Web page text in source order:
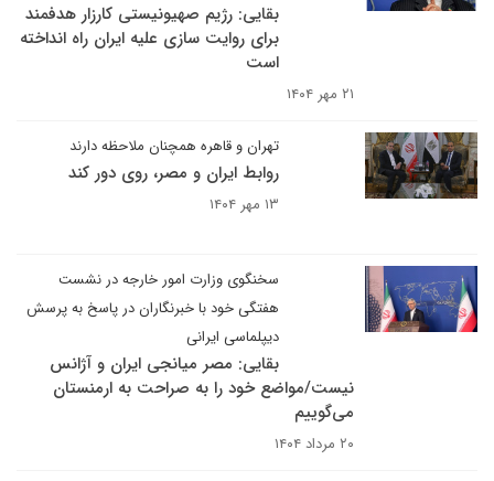
بقایی: رژیم صهیونیستی کارزار هدفمند
برای روایت سازی علیه ایران راه انداخته
است
۲۱ مهر ۱۴۰۴
تهران و قاهره همچنان ملاحظه دارند
روابط ایران و مصر، روی دور کند
۱۳ مهر ۱۴۰۴
سخنگوی وزارت امور خارجه در نشست
هفتگی خود با خبرنگاران در پاسخ به پرسش
دیپلماسی ایرانی
بقایی: مصر میانجی ایران و آژانس
نیست/مواضع خود را به صراحت به ارمنستان
می‌گوییم
۲۰ مرداد ۱۴۰۴